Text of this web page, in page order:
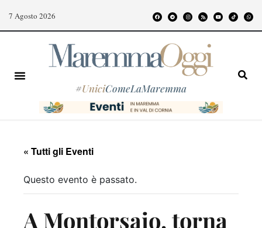
7 Agosto 2026
#UniciComeLaMaremma
« Tutti gli Eventi
Questo evento è passato.
A Montorsaio, torna